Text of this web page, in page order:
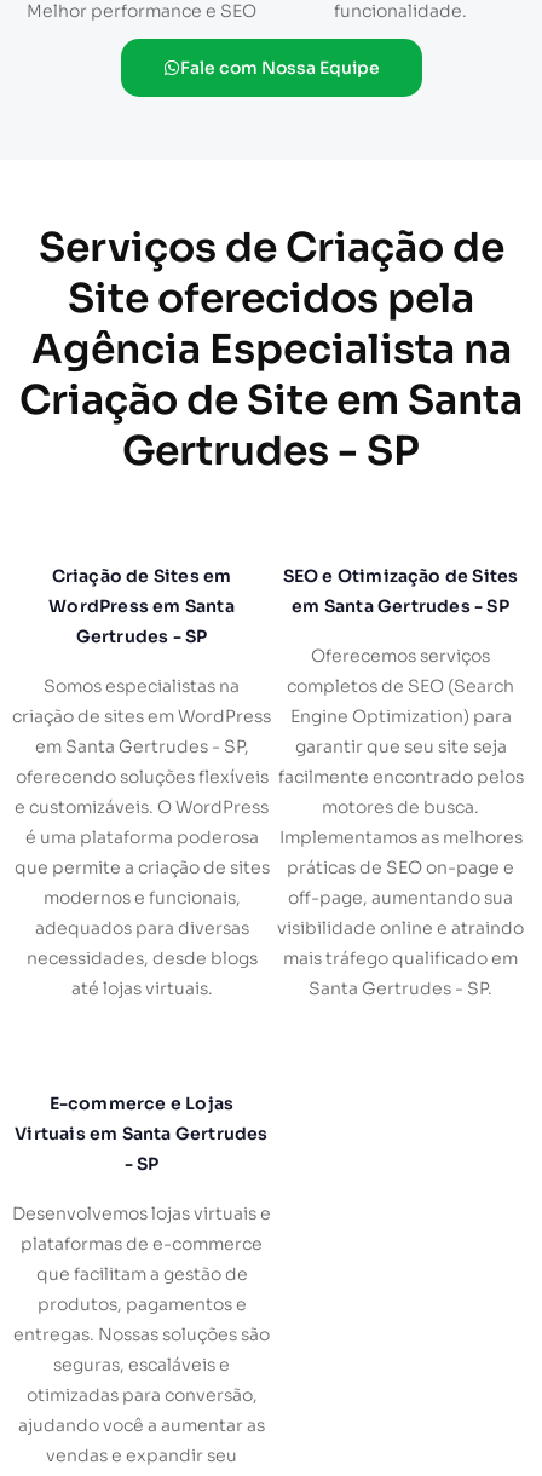
Melhor performance e SEO
funcionalidade.
Fale com Nossa Equipe
Serviços de Criação de
Site oferecidos pela
Agência Especialista na
Criação de Site em Santa
Gertrudes - SP
Criação de Sites em
WordPress em Santa
Gertrudes - SP
Somos especialistas na
criação de sites em WordPress
em Santa Gertrudes - SP,
oferecendo soluções flexíveis
e customizáveis. O WordPress
é uma plataforma poderosa
que permite a criação de sites
modernos e funcionais,
adequados para diversas
necessidades, desde blogs
até lojas virtuais.
SEO e Otimização de Sites
em Santa Gertrudes - SP
Oferecemos serviços
completos de SEO (Search
Engine Optimization) para
garantir que seu site seja
facilmente encontrado pelos
motores de busca.
Implementamos as melhores
práticas de SEO on-page e
off-page, aumentando sua
visibilidade online e atraindo
mais tráfego qualificado em
Santa Gertrudes - SP.
E-commerce e Lojas
Virtuais em Santa Gertrudes
- SP
Desenvolvemos lojas virtuais e
plataformas de e-commerce
que facilitam a gestão de
produtos, pagamentos e
entregas. Nossas soluções são
seguras, escaláveis e
otimizadas para conversão,
ajudando você a aumentar as
vendas e expandir seu